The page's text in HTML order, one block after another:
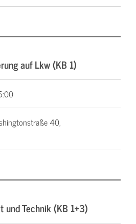
auf Lkw (KB 1)
40,
und Technik (KB 1+3)